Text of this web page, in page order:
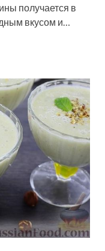
получается в
вкусом и…